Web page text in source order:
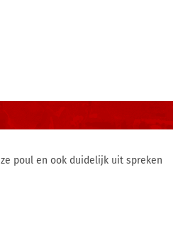
poul en ook duidelijk uit spreken